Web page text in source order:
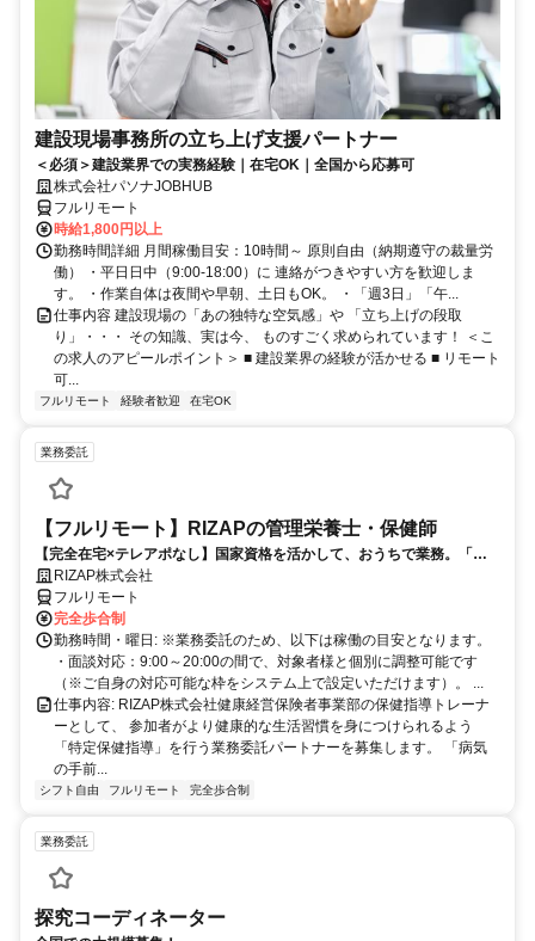
建設現場事務所の立ち上げ支援パートナー
＜必須＞建設業界での実務経験｜在宅OK｜全国から応募可
株式会社パソナJOBHUB
フルリモート
時給1,800円以上
勤務時間詳細 月間稼働目安：10時間～ 原則自由（納期遵守の裁量労
働） ・平日日中（9:00-18:00）に 連絡がつきやすい方を歓迎しま
す。 ・作業自体は夜間や早朝、土日もOK。 ・「週3日」「午...
仕事内容 建設現場の「あの独特な空気感」や 「立ち上げの段取
り」・・・ その知識、実は今、 ものすごく求められています！ ＜こ
の求人のアピールポイント＞ ■ 建設業界の経験が活かせる ■ リモート
可...
フルリモート 経験者歓迎 在宅OK
業務委託
【フルリモート】RIZAPの管理栄養士・保健師
【完全在宅×テレアポなし】国家資格を活かして、おうちで業務。「も
う一つの安心」を。主婦・Wワーカー活躍中！「平日の日中だけ」「夕
方以降の数時間だけ」など、生活リズムに合わせた時間調整が可能で
す。1件ごとの成果報酬型だから、頑張った分だけ手応えのある収入
に。充実のサポート体制で、安心の在宅ワークを始めませんか？
RIZAP株式会社
フルリモート
完全歩合制
勤務時間・曜日: ※業務委託のため、以下は稼働の目安となります。
・面談対応：9:00～20:00の間で、対象者様と個別に調整可能です
（※ご自身の対応可能な枠をシステム上で設定いただけます）。 ...
仕事内容: RIZAP株式会社健康経営保険者事業部の保健指導トレーナ
ーとして、 参加者がより健康的な生活習慣を身につけられるよう
「特定保健指導」を行う業務委託パートナーを募集します。 「病気
の手前...
シフト自由 フルリモート 完全歩合制
業務委託
探究コーディネーター